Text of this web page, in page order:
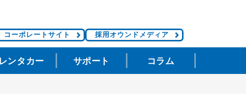
コーポレートサイト 採用オウンドメディア
レンタカー サポート コラム